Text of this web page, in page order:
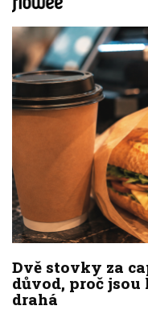
Dvě stovky za
důvod, proč
drahá